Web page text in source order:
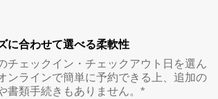
に合わせて選べる柔軟性
チェックイン・チェックアウト日を選ん
ンラインで簡単に予約できる上、追加の
書類手続きもありません。*